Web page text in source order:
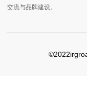
交流与品牌建设。